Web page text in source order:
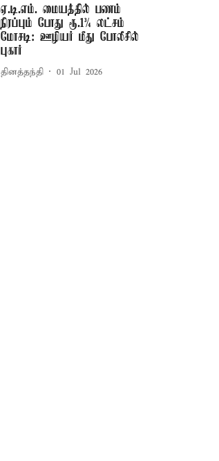
ஏ.டி.எம். மையத்தில் பணம்
நிரப்பும் போது ரூ.1¾ லட்சம்
மோசடி: ஊழியர் மீது போலீசில்
புகார்
தினத்தந்தி 01 Jul 2026